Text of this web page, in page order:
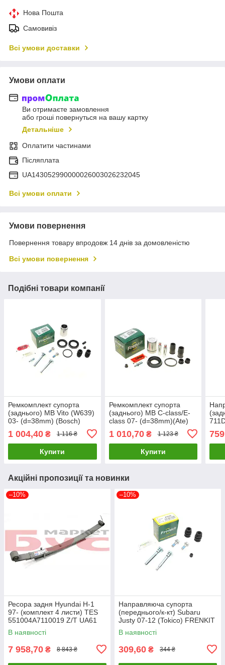
Нова Пошта
Самовивіз
Всі умови доставки
Умови оплати
Ви отримаєте замовлення
або гроші повернуться на вашу картку
Детальніше
Оплатити частинами
Післяплата
UA143052990000026003026232045
Всі умови оплати
Умови повернення
Повернення товару впродовж 14 днів за домовленістю
Всі умови повернення
Подібні товари компанії
Ремкомплект супорта
(заднього) MB Vito (W639)
03- (d=38mm) (Bosch)
(+поршень/направляюча)
FRENKIT 738128 UA61
1 004,40 ₴ 1 116 ₴
Купити
Ремкомплект супорта
(заднього) MB C-class/E-
class 07- (d=38mm)(Ate)
(+поршень/направляюча)
SuperKi 738153 UA61
1 010,70₴ 1 123 ₴
Купити
Акційні пропозиції та новинки
–10%
Ресора задня Hyundai H-1
97- (комплект 4 листи) TES
551004A7110019 Z/T UA61
В наявності
7 958,70 ₴ 8 843 ₴
–10%
Направляюча супорта
(переднього/к-кт) Subaru
Justy 07-12 (Tokico) FRENKIT
810145 UA61
В наявності
309,60 ₴ 344 ₴